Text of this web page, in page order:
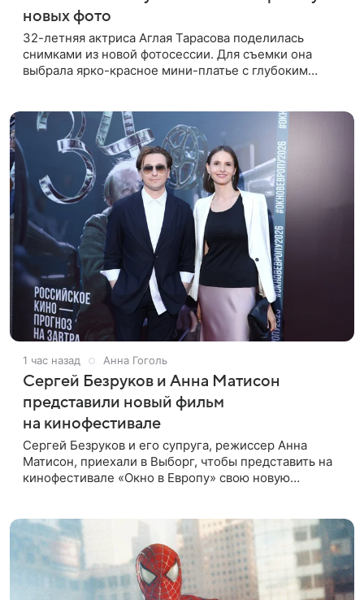
новых фото
32-летняя актриса Аглая Тарасова поделилась
снимками из новой фотосессии. Для съемки она
выбрала ярко-красное мини-платье с глубоким
1 час назад Анна Гоголь
Сергей Безруков и Анна Матисон
представили новый фильм
на кинофестивале
Сергей Безруков и его супруга, режиссер Анна
Матисон, приехали в Выборг, чтобы представить на
кинофестивале «Окно в Европу» свою новую